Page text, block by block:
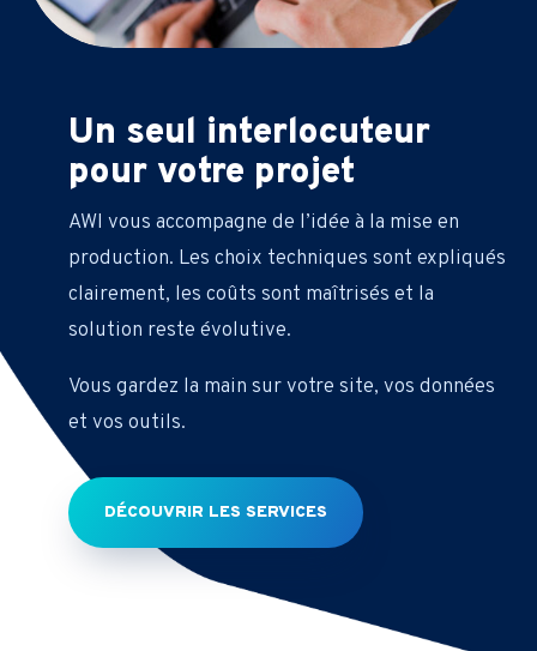
Un seul interlocuteur
pour votre projet
AWI vous accompagne de l’idée à la mise en
production. Les choix techniques sont expliqués
clairement, les coûts sont maîtrisés et la
solution reste évolutive.
Vous gardez la main sur votre site, vos données
et vos outils.
DÉCOUVRIR LES SERVICES